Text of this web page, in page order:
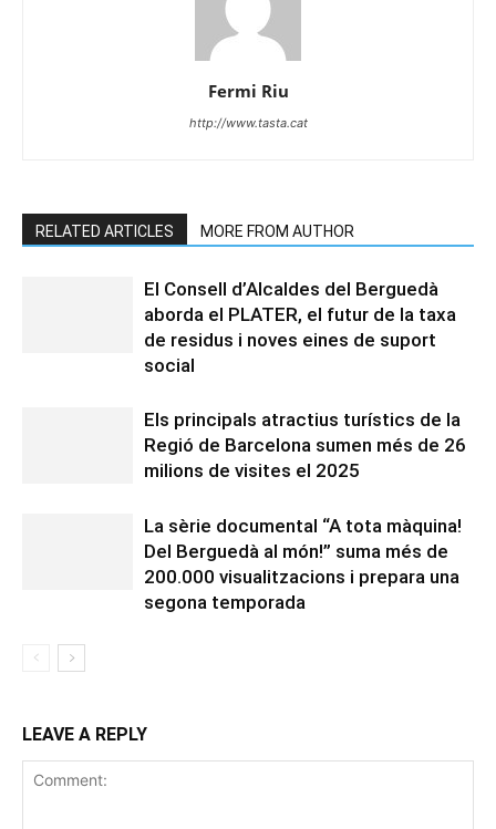
Fermi Riu
http://www.tasta.cat
RELATED ARTICLES MORE FROM AUTHOR
El Consell d’Alcaldes del Berguedà
aborda el PLATER, el futur de la taxa
de residus i noves eines de suport
social
Els principals atractius turístics de la
Regió de Barcelona sumen més de 26
milions de visites el 2025
La sèrie documental “A tota màquina!
Del Berguedà al món!” suma més de
200.000 visualitzacions i prepara una
segona temporada
LEAVE A REPLY